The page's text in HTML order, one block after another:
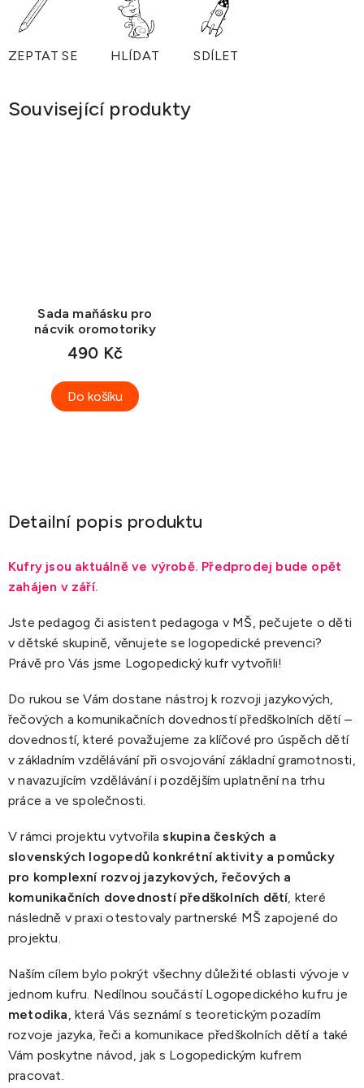
ZEPTAT SE HLÍDAT SDÍLET
Související produkty
Sada maňásku pro
nácvik oromotoriky
490 Kč
Do košíku
Detailní popis produktu
Kufry jsou aktuálně ve výrobě. Předprodej bude opět
zahájen v září.
Jste pedagog či asistent pedagoga v MŠ, pečujete o děti
v dětské skupině, věnujete se logopedické prevenci?
Právě pro Vás jsme Logopedický kufr vytvořili!
Do rukou se Vám dostane nástroj k rozvoji jazykových,
řečových a komunikačních dovedností předškolních dětí –
dovedností, které považujeme za klíčové pro úspěch dětí
v základním vzdělávání při osvojování základní gramotnosti,
v navazujícím vzdělávání i pozdějším uplatnění na trhu
práce a ve společnosti.
V rámci projektu vytvořilaskupina českých a
slovenských logopedů konkrétní aktivity a pomůcky
pro komplexní rozvoj jazykových, řečových a
komunikačních dovedností předškolních dětí, které
následně v praxi otestovaly partnerské MŠ zapojené do
projektu.
Naším cílem bylo pokrýt všechny důležité oblasti vývoje v
jednom kufru. Nedílnou součástí Logopedického kufru je
metodika, která Vás seznámí s teoretickým pozadím
rozvoje jazyka, řeči a komunikace předškolních dětí a také
Vám poskytne návod, jak s Logopedickým kufrem
pracovat.